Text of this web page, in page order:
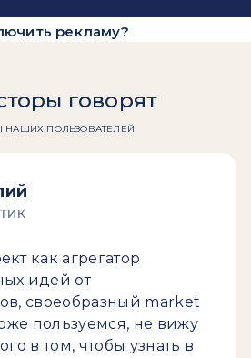
рекламу?
говорят
НАШИХ ПОЛЬЗОВАТЕЛЕЙ
как агрегатор
идей от
своеобразный market
пользуемся, не вижу
в том, чтобы узнать в